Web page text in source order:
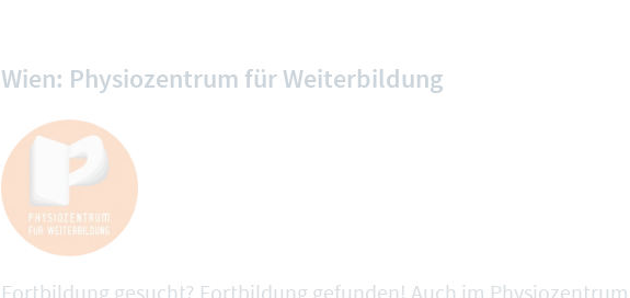
Wien: Physiozentrum für Weiterbildung
Fortbildung gesucht? Fortbildung gefunden! Auch im